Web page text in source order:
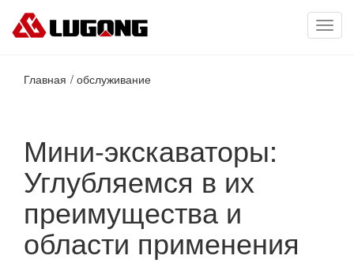
Главная обслуживание
Мини-экскаваторы:
Углубляемся в их
преимущества и
области применения